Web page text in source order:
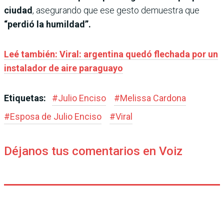
ciudad, asegurando que ese gesto demuestra que
“perdió la humildad”.
Leé también: Viral: argentina quedó flechada por un
instalador de aire paraguayo
Etiquetas: #Julio Enciso #Melissa Cardona
#Esposa de Julio Enciso #Viral
Déjanos tus comentarios en Voiz